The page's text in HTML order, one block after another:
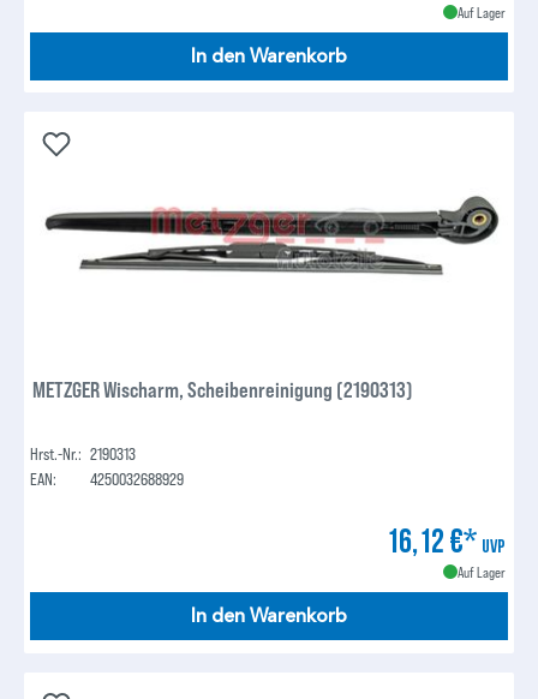
Auf Lager
In den Warenkorb
METZGER Wischarm, Scheibenreinigung (2190313)
Hrst.-Nr.: 2190313
EAN:
4250032688929
16,12 €* UVP
Auf Lager
In den Warenkorb